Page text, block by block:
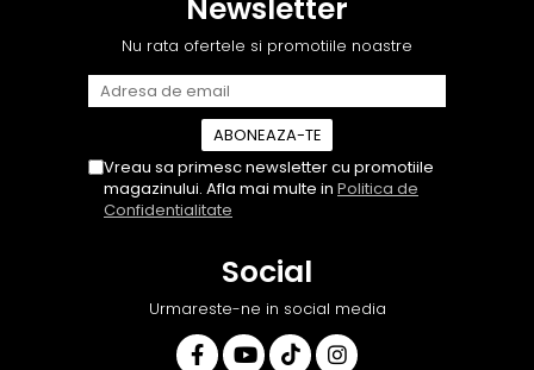
Rame adaptoare Audi
Rame adaptoare Seat
Rame adaptoare Renault
Rame Adaptoare Porsche
era conectat cablul de
tehnic, totul impecabil, o
Newsletter
Nu rata ofertele si promotiile noastre
Vreau sa primesc newsletter cu promotiile
magazinului. Afla mai multe in Politica de
Confidentialitate
Social
Urmareste-ne in social media